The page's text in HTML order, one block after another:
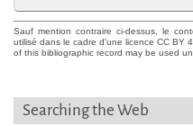
Sauf mention contraire ci-dessus, le
utilisé dans le cadre d'une licence CC BY
of this bibliographic record may be used
Searching the Web